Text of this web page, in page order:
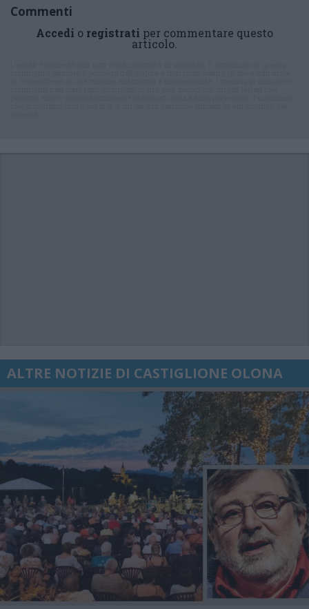
Commenti
Accedi o registrati per commentare questo
articolo.
ALTRE NOTIZIE DI CASTIGLIONE OLONA